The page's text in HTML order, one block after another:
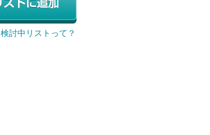
検討中リストって？